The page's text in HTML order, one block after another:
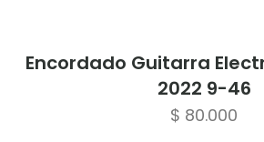
Encordado Guitarra
2022 9-46
$ 80.000